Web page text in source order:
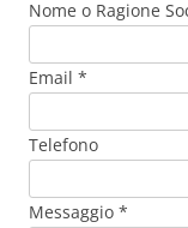
Nome o Ragione
Email *
Telefono
Messaggio *